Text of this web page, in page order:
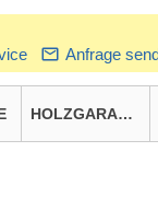
Anfrage
HOLZGARAGEN